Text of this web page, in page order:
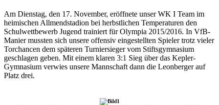
Am Dienstag, den 17. November, eröffnete unser WK I Team im
heimischen Allmendstadion bei herbstlichen Temperaturen den
Schulwettbewerb Jugend trainiert für Olympia 2015/2016. In VfB-
Manier mussten sich unsere offensiv eingestellten Spieler trotz vieler
Torchancen dem späteren Turniersieger vom Stiftsgymnasium
geschlagen geben. Mit einem klaren 3:1 Sieg über das Kepler-
Gymnasium verwies unsere Mannschaft dann die Leonberger auf
Platz drei.